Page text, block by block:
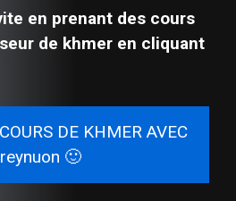
en prenant des cours
de khmer en cliquant
DE KHMER AVEC
🙂